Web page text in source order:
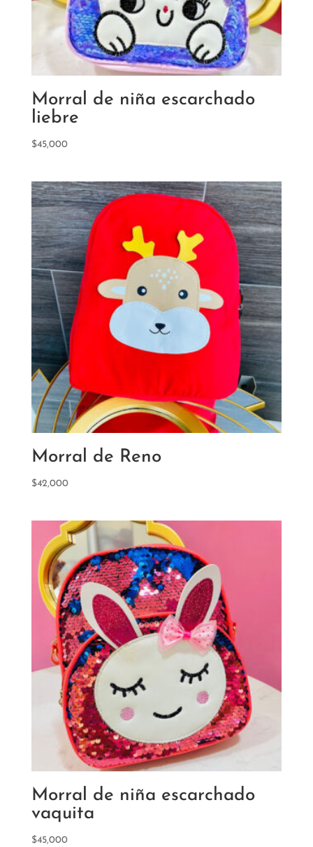
Morral de niña escarchado
liebre
$45,000
Morral de Reno
$42,000
Morral de niña escarchado
vaquita
$45,000